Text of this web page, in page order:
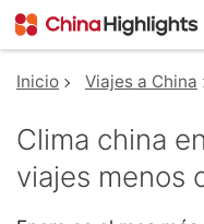
Inicio Viajes a China
Clima china
viajes menos